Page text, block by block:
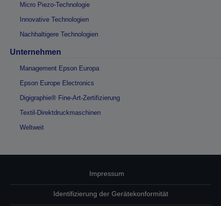
Micro Piezo-Technologie
Innovative Technologien
Nachhaltigere Technologien
Unternehmen
Management Epson Europa
Epson Europe Electronics
Digigraphie® Fine-Art-Zertifizierung
Textil-Direktdruckmaschinen
Weltweit
Impressum
Identifizierung der Gerätekonformität